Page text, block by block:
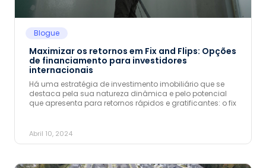
Blogue
Maximizar os retornos em Fix and Flips: Opções
de financiamento para investidores
internacionais
Há uma estratégia de investimento imobiliário que se
destaca pela sua natureza dinâmica e pelo potencial
que apresenta para retornos rápidos e gratificantes: o fix
Abril 10, 2024